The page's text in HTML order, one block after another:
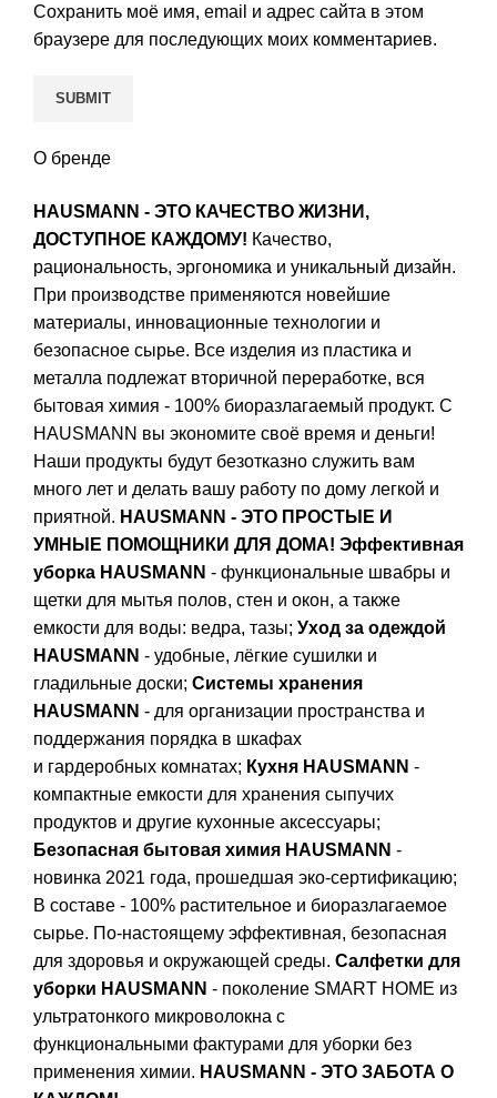
Сохранить моё имя, email и адрес сайта в этом
браузере для последующих моих комментариев.
О бренде
HAUSMANN - ЭТО КАЧЕСТВО ЖИЗНИ,
ДОСТУПНОЕ КАЖДОМУ! Качество,
рациональность, эргономика и уникальный дизайн.
При производстве применяются новейшие
материалы, инновационные технологии и
безопасное сырье. Все изделия из пластика и
металла подлежат вторичной переработке, вся
бытовая химия - 100% биоразлагаемый продукт. С
HAUSMANN вы экономите своё время и деньги!
Наши продукты будут безотказно служить вам
много лет и делать вашу работу по дому легкой и
приятной. HAUSMANN - ЭТО ПРОСТЫЕ И
УМНЫЕ ПОМОЩНИКИ ДЛЯ ДОМА! Эффективная
уборка HAUSMANN - функциональные швабры и
щетки для мытья полов, стен и окон, а также
емкости для воды: ведра, тазы; Уход за одеждой
HAUSMANN - удобные, лёгкие сушилки и
гладильные доски; Системы хранения
HAUSMANN - для организации пространства и
поддержания порядка в шкафах
и гардеробных комнатах; Кухня HAUSMANN -
компактные емкости для хранения сыпучих
продуктов и другие кухонные аксессуары;
Безопасная бытовая химия HAUSMANN -
новинка 2021 года, прошедшая эко-сертификацию;
В составе - 100% растительное и биоразлагаемое
сырье. По-настоящему эффективная, безопасная
для здоровья и окружающей среды. Салфетки для
уборки HAUSMANN - поколение SMART HOME из
ультратонкого микроволокна с
функциональными фактурами для уборки без
применения химии. HAUSMANN - ЭТО ЗАБОТА О